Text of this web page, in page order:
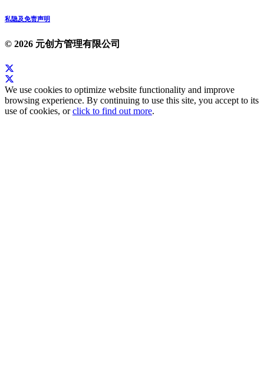
私隐及免责声明
© 2026 元创方管理有限公司
We use cookies to optimize website functionality and improve
browsing experience. By continuing to use this site, you accept to its
use of cookies, orclick to find out more.